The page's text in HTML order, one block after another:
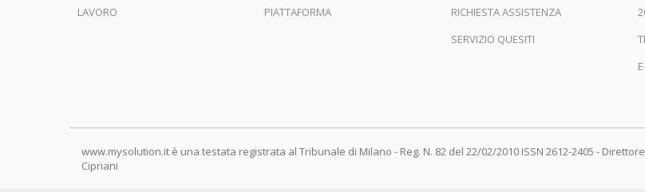
LAVORO
PIATTAFORMA
RICHIESTA ASSISTENZA
SERVIZIO QUESITI
www.mysolution.it è una testata registrata al Tribunale di Milano - Reg. N. 82 del 22/02/2010 ISSN 2612-2405 -
Cipriani